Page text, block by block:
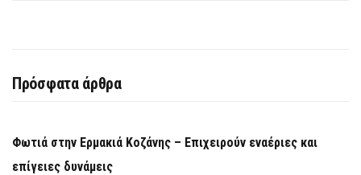
Πρόσφατα άρθρα
Φωτιά στην Ερμακιά Κοζάνης – Επιχειρούν εναέριες και
επίγειες δυνάμεις